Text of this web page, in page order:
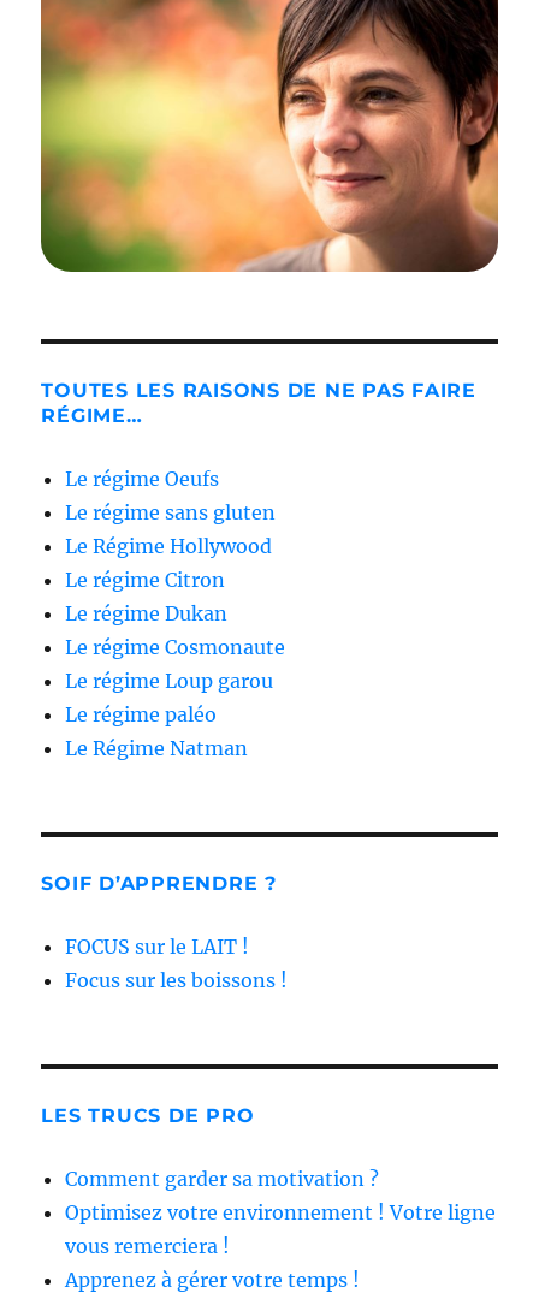
TOUTES LES RAISONS DE NE PAS FAIRE
RÉGIME…
Le régime Oeufs
Le régime sans gluten
Le Régime Hollywood
Le régime Citron
Le régime Dukan
Le régime Cosmonaute
Le régime Loup garou
Le régime paléo
Le Régime Natman
SOIF D’APPRENDRE ?
FOCUS sur le LAIT !
Focus sur les boissons !
LES TRUCS DE PRO
Comment garder sa motivation ?
Optimisez votre environnement ! Votre ligne
vous remerciera !
Apprenez à gérer votre temps !